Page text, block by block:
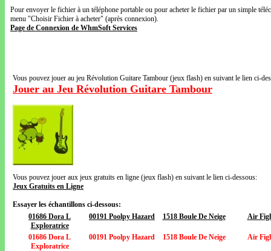
Pour envoyer le fichier à un téléphone portable ou pour acheter le fichier par un simple
menu "Choisir Fichier à acheter" (après connexion).
Page de Connexion de WhmSoft Services
Vous pouvez jouer au jeu Révolution Guitare Tambour (jeux flash) en suivant le lien ci-
Jouer au Jeu Révolution Guitare Tambour
Vous pouvez jouer aux jeux gratuits en ligne (jeux flash) en suivant le lien ci-dessous:
Jeux Gratuits en Ligne
Essayer les échantillons ci-dessous:
01686 Dora L
Exploratrice
00191 Poolpy Hazard 1518 Boule De Neige Air
01686 Dora L
Exploratrice
00191 Poolpy Hazard 1518 Boule De Neige Air